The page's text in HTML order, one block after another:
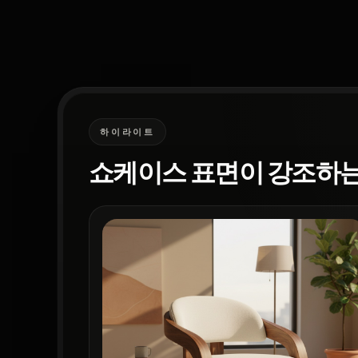
하이라이트
쇼케이스 표면이 강조하